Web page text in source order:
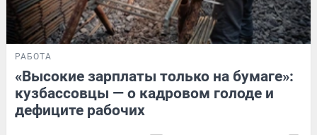
РАБОТА
«Высокие зарплаты только на бумаге»:
кузбассовцы — о кадровом голоде и
дефиците рабочих